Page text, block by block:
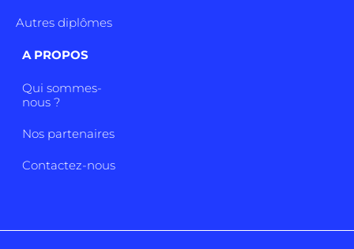
Autres diplômes
A PROPOS
Qui sommes-
nous ?
Nos partenaires
Contactez-nous